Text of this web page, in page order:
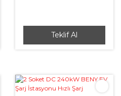
Teklif Al